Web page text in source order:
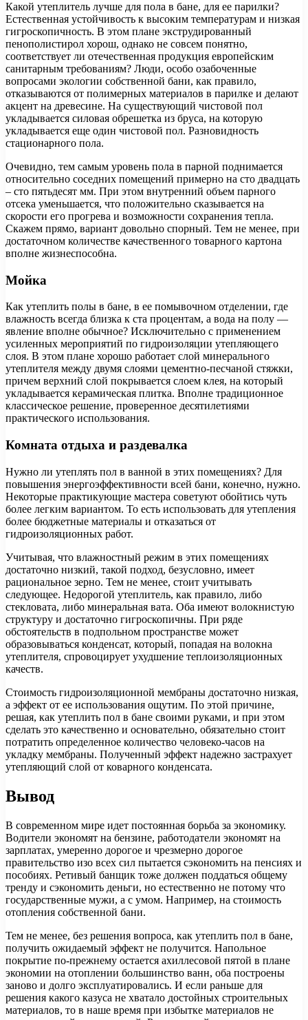
Какой утеплитель лучше для пола в бане, для ее парилки?
Естественная устойчивость к высоким температурам и низкая
гигроскопичность. В этом плане экструдированный
пенополистирол хорош, однако не совсем понятно,
соответствует ли отечественная продукция европейским
санитарным требованиям? Люди, особо озабоченные
вопросами экологии собственной бани, как правило,
отказываются от полимерных материалов в парилке и делают
акцент на древесине. На существующий чистовой пол
укладывается силовая обрешетка из бруса, на которую
укладывается еще один чистовой пол. Разновидность
стационарного пола.
Очевидно, тем самым уровень пола в парной поднимается
относительно соседних помещений примерно на сто двадцать
– сто пятьдесят мм. При этом внутренний объем парного
отсека уменьшается, что положительно сказывается на
скорости его прогрева и возможности сохранения тепла.
Скажем прямо, вариант довольно спорный. Тем не менее, при
достаточном количестве качественного товарного картона
вполне жизнеспособна.
Мойка
Как утеплить полы в бане, в ее помывочном отделении, где
влажность всегда близка к ста процентам, а вода на полу —
явление вполне обычное? Исключительно с применением
усиленных мероприятий по гидроизоляции утепляющего
слоя. В этом плане хорошо работает слой минерального
утеплителя между двумя слоями цементно-песчаной стяжки,
причем верхний слой покрывается слоем клея, на который
укладывается керамическая плитка. Вполне традиционное
классическое решение, проверенное десятилетиями
практического использования.
Комната отдыха и раздевалка
Нужно ли утеплять пол в ванной в этих помещениях? Для
повышения энергоэффективности всей бани, конечно, нужно.
Некоторые практикующие мастера советуют обойтись чуть
более легким вариантом. То есть использовать для утепления
более бюджетные материалы и отказаться от
гидроизоляционных работ.
Учитывая, что влажностный режим в этих помещениях
достаточно низкий, такой подход, безусловно, имеет
рациональное зерно. Тем не менее, стоит учитывать
следующее. Недорогой утеплитель, как правило, либо
стекловата, либо минеральная вата. Оба имеют волокнистую
структуру и достаточно гигроскопичны. При ряде
обстоятельств в подпольном пространстве может
образовываться конденсат, который, попадая на волокна
утеплителя, спровоцирует ухудшение теплоизоляционных
качеств.
Стоимость гидроизоляционной мембраны достаточно низкая,
а эффект от ее использования ощутим. По этой причине,
решая, как утеплить пол в бане своими руками, и при этом
сделать это качественно и основательно, обязательно стоит
потратить определенное количество человеко-часов на
укладку мембраны. Полученный эффект надежно застрахует
утепляющий слой от коварного конденсата.
Вывод
В современном мире идет постоянная борьба за экономику.
Водители экономят на бензине, работодатели экономят на
зарплатах, умеренно дорогое и чрезмерно дорогое
правительство изо всех сил пытается сэкономить на пенсиях и
пособиях. Ретивый банщик тоже должен поддаться общему
тренду и сэкономить деньги, но естественно не потому что
государственные мужи, а с умом. Например, на стоимость
отопления собственной бани.
Тем не менее, без решения вопроса, как утеплить пол в бане,
получить ожидаемый эффект не получится. Напольное
покрытие по-прежнему остается ахиллесовой пятой в плане
экономии на отоплении большинство ванн, оба построены
заново и долго эксплуатировались. И если раньше для
решения какого казуса не хватало достойных строительных
материалов, то в наше время при избытке материалов не